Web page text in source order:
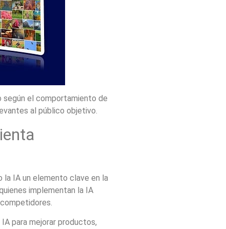
según el comportamiento de
al público objetivo.
IA un elemento clave en la
implementan la IA
para mejorar productos,